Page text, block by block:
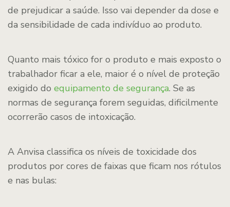
de prejudicar a saúde. Isso vai depender da dose e
da sensibilidade de cada indivíduo ao produto.
Quanto mais tóxico for o produto e mais exposto o
trabalhador ficar a ele, maior é o nível de proteção
exigido do equipamento de segurança. Se as
normas de segurança forem seguidas, dificilmente
ocorrerão casos de intoxicação.
A Anvisa classifica os níveis de toxicidade dos
produtos por cores de faixas que ficam nos rótulos
e nas bulas: